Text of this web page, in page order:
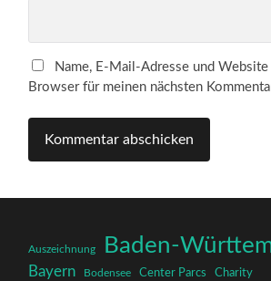
Name, E-Mail-Adresse und
Browser für meinen nächsten
Auszeichnung Baden-
Bayern Bodensee Center Parcs Charity